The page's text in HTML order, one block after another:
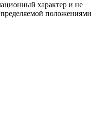
характер и не
положениями